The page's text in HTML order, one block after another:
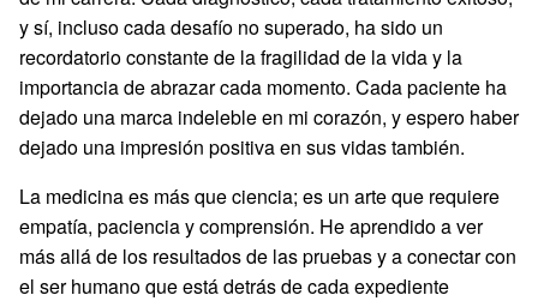
y sí, incluso cada desafío no superado, ha sido un
recordatorio constante de la fragilidad de la vida y la
importancia de abrazar cada momento. Cada paciente ha
dejado una marca indeleble en mi corazón, y espero haber
dejado una impresión positiva en sus vidas también.
La medicina es más que ciencia; es un arte que requiere
empatía, paciencia y comprensión. He aprendido a ver
más allá de los resultados de las pruebas y a conectar con
el ser humano que está detrás de cada expediente